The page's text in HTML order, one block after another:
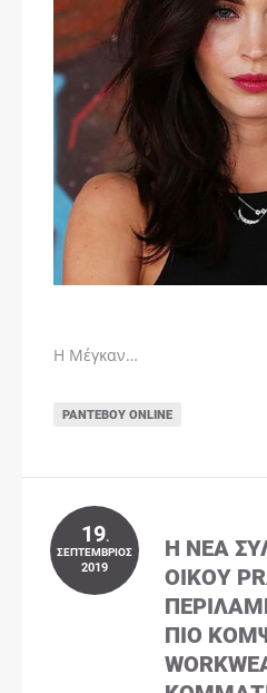
Η Μέγκαν…
ΡΑΝΤΕΒΟΎ ONLINE
19.
ΣΕΠΤΈΜΒΡΙΟΣ
2019
Η ΝΈΑ
ΟΊΚΟΥ
ΠΙΟ